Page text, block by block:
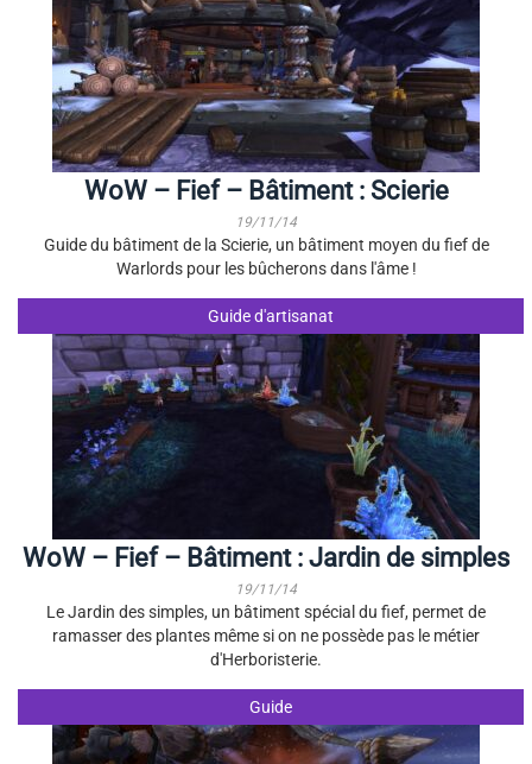
WoW – Fief – Bâtiment : Scierie
19/11/14
Guide du bâtiment de la Scierie, un bâtiment moyen du fief de
Warlords pour les bûcherons dans l'âme !
Guide d'artisanat
WoW – Fief – Bâtiment : Jardin de simples
19/11/14
Le Jardin des simples, un bâtiment spécial du fief, permet de
ramasser des plantes même si on ne possède pas le métier
d'Herboristerie.
Guide